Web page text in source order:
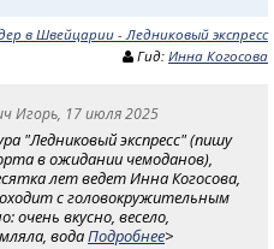
в Швейцарии - Ледниковый экспресс
Гид: Инна Когосова
Игорь, 17 июля 2025
"Ледниковый экспресс" (пишу
в ожидании чемоданов),
лет ведет Инна Когосова,
с головокружительным
очень вкусно, весело,
водаПодробнее>